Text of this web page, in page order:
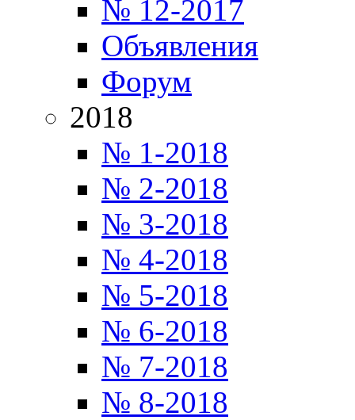
№ 12-2017
Объявления
Форум
2018
№ 1-2018
№ 2-2018
№ 3-2018
№ 4-2018
№ 5-2018
№ 6-2018
№ 7-2018
№ 8-2018